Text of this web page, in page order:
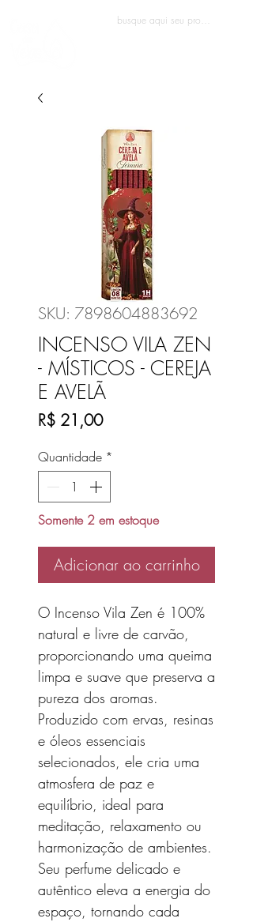
SKU: 7898604883692
INCENSO VILA ZEN
- MÍSTICOS - CEREJA
E AVELÃ
R$ 21,00Preço
Quantidade *
Somente 2 em estoque
Adicionar ao carrinho
O Incenso Vila Zen é 100%
natural e livre de carvão,
proporcionando uma queima
limpa e suave que preserva a
pureza dos aromas.
Produzido com ervas, resinas
e óleos essenciais
selecionados, ele cria uma
atmosfera de paz e
equilíbrio, ideal para
meditação, relaxamento ou
harmonização de ambientes.
Seu perfume delicado e
autêntico eleva a energia do
espaço, tornando cada